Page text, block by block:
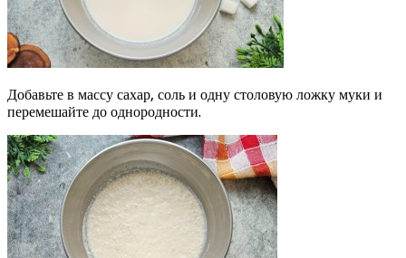
Добавьте в массу сахар, соль и одну столовую ложку муки и
перемешайте до однородности.